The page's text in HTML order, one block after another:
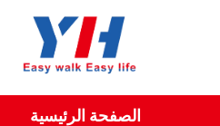
الصفحة الرئيسية